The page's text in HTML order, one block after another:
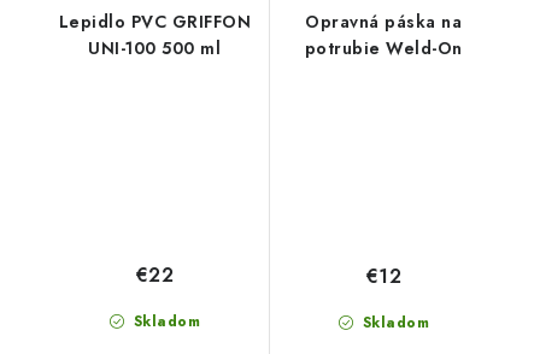
Lepidlo PVC GRIFFON
UNI-100 500 ml
Skladom
€22
Opravná páska na
potrubie Weld-On
Skladom
€12